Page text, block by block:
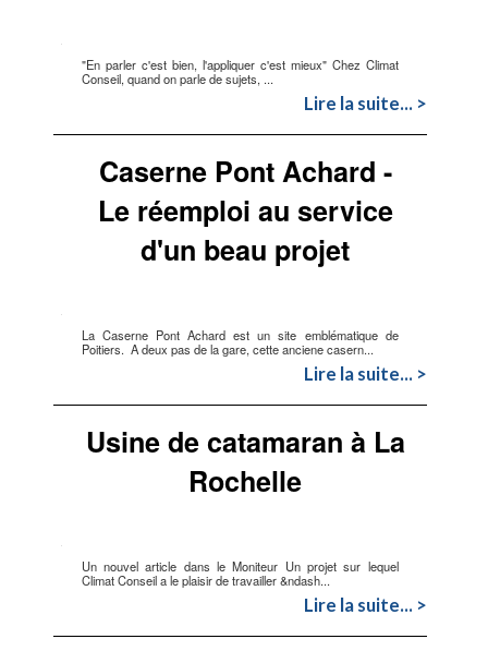
"En parler c'est bien, l'appliquer c'est mieux" Chez Climat
Conseil, quand on parle de sujets, ...
Lire la suite... >
Caserne Pont Achard -
Le réemploi au service
d'un beau projet
La Caserne Pont Achard est un site emblématique de
Poitiers. A deux pas de la gare, cette anciene casern...
Lire la suite... >
Usine de catamaran à La
Rochelle
Un nouvel article dans le Moniteur Un projet sur lequel
Climat Conseil a le plaisir de travailler &ndash...
Lire la suite... >